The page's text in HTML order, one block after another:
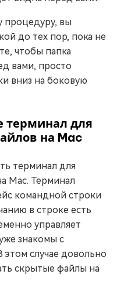
процедуру, вы
до тех пор, пока не
чтобы папка
вами, просто
вниз на боковую
терминал для
на Mac
терминал для
Mac. Терминал
командной строки
в строке есть
управляет
знакомы с
этом случае довольно
скрытые файлы на